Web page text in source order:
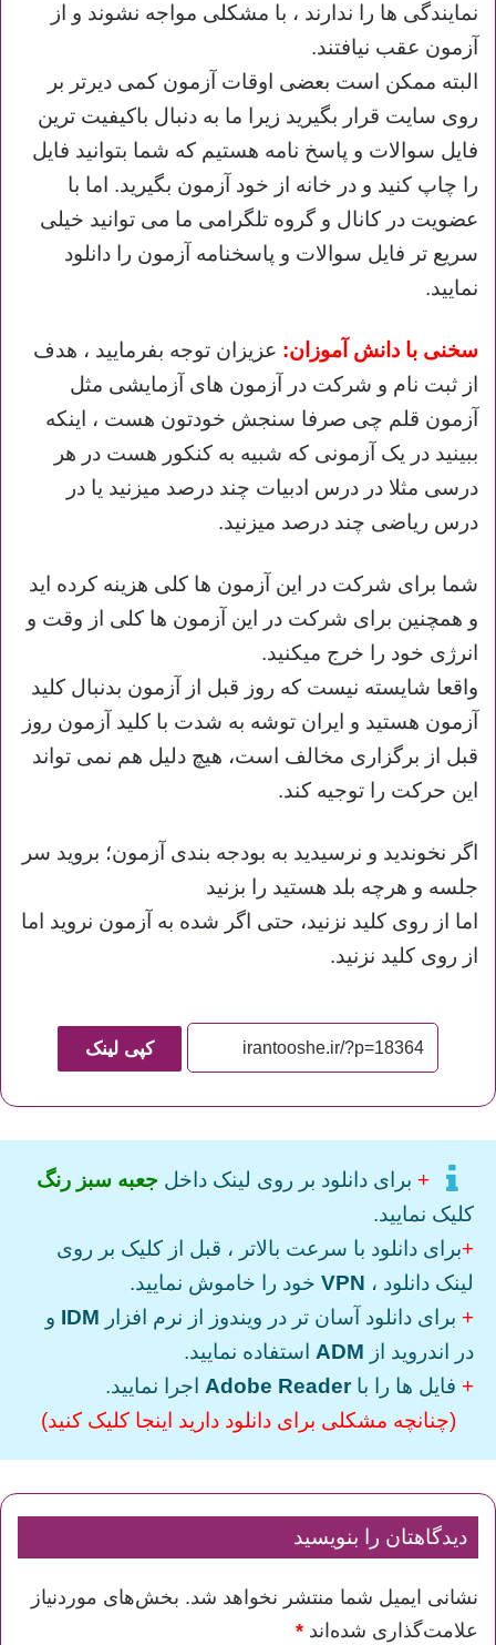
نمایندگی ها را ندارند ، با مشکلی مواجه نشوند و از
آزمون عقب نیافتند.
البته ممکن است بعضی اوقات آزمون کمی دیرتر بر
روی سایت قرار بگیرید زیرا ما به دنبال باکیفیت ترین
فایل سوالات و پاسخ نامه هستیم که شما بتوانید فایل
را چاپ کنید و در خانه از خود آزمون بگیرید. اما با
عضویت در کانال و گروه تلگرامی ما می توانید خیلی
سریع تر فایل سوالات و پاسخنامه آزمون را دانلود
نمایید.
سخنی با دانش آموزان: عزیزان توجه بفرمایید ، هدف
از ثبت نام و شرکت در آزمون های آزمایشی مثل
آزمون قلم چی صرفا سنجش خودتون هست ، اینکه
ببینید در یک آزمونی که شبیه به کنکور هست در هر
درسی مثلا در درس ادبیات چند درصد میزنید یا در
درس ریاضی چند درصد میزنید.
شما برای شرکت در این آزمون ها کلی هزینه کرده اید
و همچنین برای شرکت در این آزمون ها کلی از وقت و
انرژی خود را خرج میکنید.
واقعا شایسته نیست که روز قبل از آزمون بدنبال کلید
آزمون هستید و ایران توشه به شدت با کلید آزمون روز
قبل از برگزاری مخالف است، هیچ دلیل هم نمی تواند
این حرکت را توجیه کند.
اگر نخوندید و نرسیدید به بودجه بندی آزمون؛ بروید سر
جلسه و هرچه بلد هستید را بزنید
اما از روی کلید نزنید، حتی اگر شده به آزمون نروید اما
از روی کلید نزنید.
کپی لینک
+ برای دانلود بر روی لینک داخل جعبه سبز رنگ
کلیک نمایید.
+برای دانلود با سرعت بالاتر ، قبل از کلیک بر روی
لینک دانلود ، VPN خود را خاموش نمایید.
+ برای دانلود آسان تر در ویندوز از نرم افزار IDM و
در اندروید از ADM استفاده نمایید.
+ فایل ها را با Adobe Reader اجرا نمایید.
(چنانچه مشکلی برای دانلود دارید اینجا کلیک کنید)
دیدگاهتان را بنویسید
نشانی ایمیل شما منتشر نخواهد شد. بخش‌های موردنیاز
علامت‌گذاری شده‌اند *